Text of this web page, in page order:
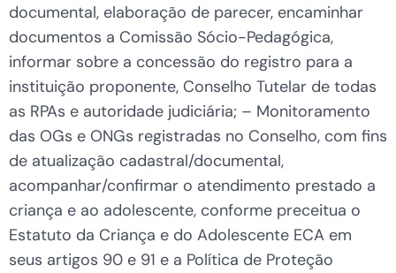
documental, elaboração de parecer, encaminhar
documentos a Comissão Sócio-Pedagógica,
informar sobre a concessão do registro para a
instituição proponente, Conselho Tutelar de todas
as RPAs e autoridade judiciária; – Monitoramento
das OGs e ONGs registradas no Conselho, com fins
de atualização cadastral/documental,
acompanhar/confirmar o atendimento prestado a
criança e ao adolescente, conforme preceitua o
Estatuto da Criança e do Adolescente ECA em
seus artigos 90 e 91 e a Política de Proteção